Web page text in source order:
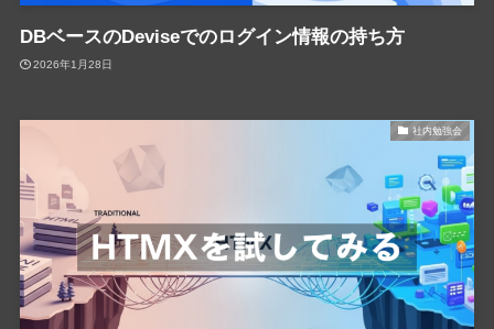
DBベースのDeviseでのログイン情報の持ち方
2026年1月28日
社内勉強会